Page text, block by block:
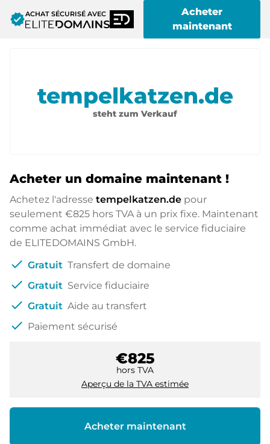
verifiedACHAT SÉCURISÉ AVEC
Acheter
maintenant
tempelkatzen.de
steht zum Verkauf
Acheter un domaine maintenant !
Achetez l'adresse tempelkatzen.de pour
seulement €825 hors TVA à un prix fixe. Maintenant
comme achat immédiat avec le service fiduciaire
de ELITEDOMAINS GmbH.
check Gratuit Transfert de domaine
check Gratuit Service fiduciaire
check Gratuit Aide au transfert
check Paiement sécurisé
€825
hors TVA
Aperçu de la TVA estimée
Acheter maintenant